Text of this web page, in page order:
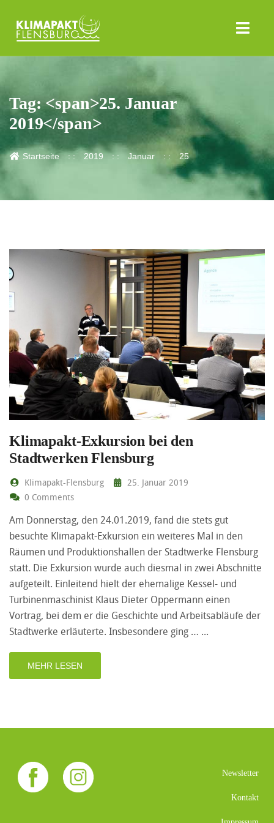
Tag: <span>25. Januar
2019</span>
Startseite 2019 Januar 25
Klimapakt-Exkursion bei den
Stadtwerken Flensburg
Klimapakt-Flensburg
25. Januar 2019
0 Comments
Am Donnerstag, den 24.01.2019, fand die stets gut
besuchte Klimapakt-Exkursion ein weiteres Mal in den
Räumen und Produktionshallen der Stadtwerke Flensburg
statt. Die Exkursion wurde auch diesmal in zwei Abschnitte
aufgeteilt. Einleitend hielt der ehemalige Kessel- und
Turbinenmaschinist Klaus Dieter Oppermann einen
Vortrag, bei dem er die Geschichte und Arbeitsabläufe der
Stadtwerke erläuterte. Insbesondere ging …
MEHR LESEN
Newsletter
Kontakt